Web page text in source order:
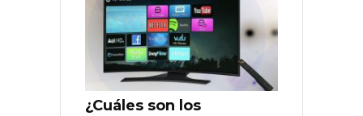
¿Cuáles son los